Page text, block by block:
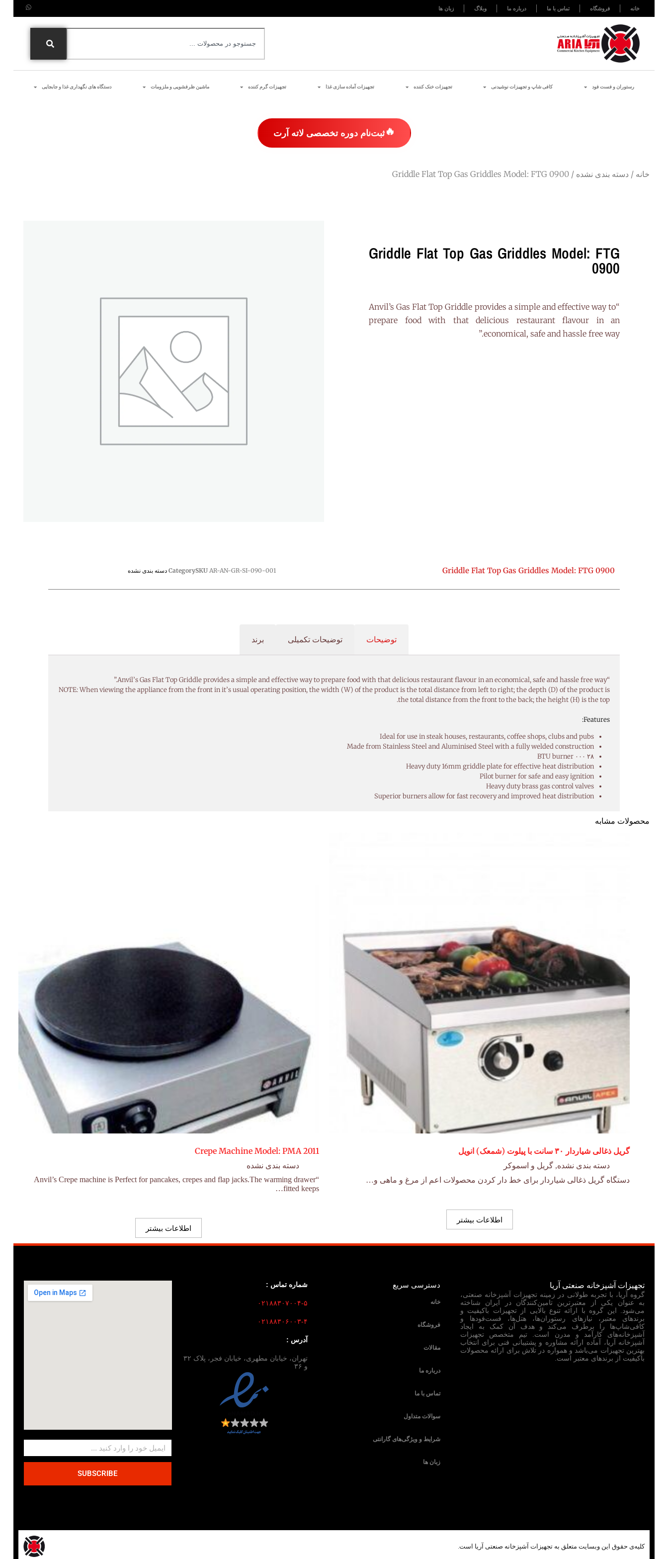
خانه فروشگاه تماس با ما درباره ما وبلاگ زبان ها
رستوران و فست فود کافی شاپ و تجهیزات نوشیدنی تجهیزات خنک کننده تجهیزات آماده سازی غذا تجهیزات گرم کننده ماشین ظرفشویی و ملزومات دستگاه های نگهداری غذا و جابجایی
🔥ثبت‌نام دوره تخصصی لاته آرت
خانه / دسته بندی نشده / Griddle Flat Top Gas Griddles Model: FTG 0900
Griddle Flat Top Gas Griddles Model: FTG
0900
“Anvil’s Gas Flat Top Griddle provides a simple and effective way to
prepare food with that delicious restaurant flavour in an
economical, safe and hassle free way.”
Griddle Flat Top Gas Griddles Model: FTG 0900
SKU AR-AN-GR-SI-090-001
Category دسته بندی نشده
توضیحات توضیحات تکمیلی برند
“Anvil’s Gas Flat Top Griddle provides a simple and effective way to prepare food with that delicious restaurant flavour in an economical, safe and hassle free way.”
NOTE: When viewing the appliance from the front in it’s usual operating position, the width (W) of the product is the total distance from left to right; the depth (D) of the product is
the total distance from the front to the back; the height (H) is the top.
Features:
Ideal for use in steak houses, restaurants, coffee shops, clubs and pubs
Made from Stainless Steel and Aluminised Steel with a fully welded construction
۲۸ ۰۰۰ BTU burner
Heavy duty 16mm griddle plate for effective heat distribution
Pilot burner for safe and easy ignition
Heavy duty brass gas control valves
Superior burners allow for fast recovery and improved heat distribution
محصولات مشابه
گریل ذغالی شیاردار ۳۰ سانت با پیلوت (شمعک) انویل
دسته بندی نشده, گریل و اسموکر
دستگاه گریل ذغالی شیاردار برای خط دار کردن محصولات اعم از مرغ و ماهی و…
اطلاعات بیشتر
Crepe Machine Model: PMA 2011
دسته بندی نشده
“Anvil’s Crepe machine is Perfect for pancakes, crepes and flap jacks.The warming drawer
fitted keeps…
اطلاعات بیشتر
تجهیزات آشپزخانه صنعتی آریا
گروه آریا، با تجربه طولانی در زمینه تجهیزات آشپزخانه صنعتی،
به عنوان یکی از معتبرترین تامین‌کنندگان در ایران شناخته
می‌شود. این گروه با ارائه تنوع بالایی از تجهیزات باکیفیت و
برندهای معتبر، نیازهای رستوران‌ها، هتل‌ها، فست‌فودها و
کافی‌شاپ‌ها را برطرف می‌کند و هدف آن کمک به ایجاد
آشپزخانه‌های کارآمد و مدرن است. تیم متخصص تجهیزات
آشپزخانه آریا، آماده ارائه مشاوره و پشتیبانی فنی برای انتخاب
بهترین تجهیزات می‌باشد و همواره در تلاش برای ارائه محصولات
باکیفیت از برندهای معتبر است.
دسترسی سریع
خانه
فروشگاه
مقالات
درباره ما
تماس با ما
سوالات متداول
شرایط و ویژگی‌های گارانتی
زبان ها
شماره تماس :
۰۲۱۸۸۳۰۷۰۰۴-۵
۰۲۱۸۸۳۰۶۰۰۳-۴
آدرس :
تهران، خیابان مطهری، خیابان فجر، پلاک ۳۲
و ۳۶
SUBSCRIBE
کلیه‌ی حقوق این وبسایت متعلق به تجهیزات آشپزخانه صنعتی آریا است.